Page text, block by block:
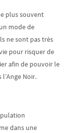
plus souvent
mode de
ne sont pas très
pour risquer de
afin de pouvoir le
Noir.
dans une